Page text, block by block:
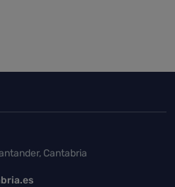
página
Cantabria